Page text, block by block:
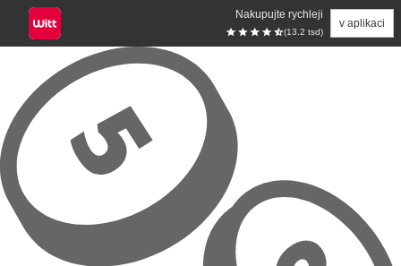
Nakupujte rychleji
(13.2 tsd)
v aplikaci
Přeskočit na hlavní obsah